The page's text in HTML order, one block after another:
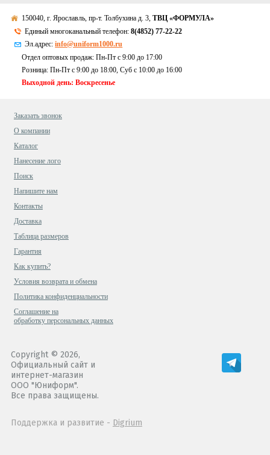
150040, г. Ярославль, пр-т. Толбухина д. 3,ТВЦ «ФОРМУЛА»
Единый многоканальный телефон:8(4852) 77-22-22
Эл.адрес:info@uniform1000.ru
Отдел оптовых продаж: Пн-Пт с 9:00 до 17:00
Розница: Пн-Пт с 9:00 до 18:00, Суб c 10:00 до 16:00
Выходной день: Воскресенье
Заказать звонок
О компании
Каталог
Нанесение лого
Поиск
Напишите нам
Контакты
Доставка
Таблица размеров
Гарантия
Как купить?
Условия возврата и обмена
Политика конфиденциальности
Cоглашение на
обработку персональных данных
Copyright © 2026,
Официальный сайт и
интернет-магазин
ООО "Юниформ".
Все права защищены.
Поддержка и развитие - Digrium